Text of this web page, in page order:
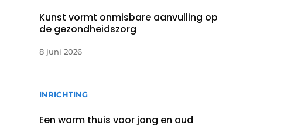
Kunst vormt onmisbare aanvulling op
de gezondheidszorg
8 juni 2026
INRICHTING
Een warm thuis voor jong en oud